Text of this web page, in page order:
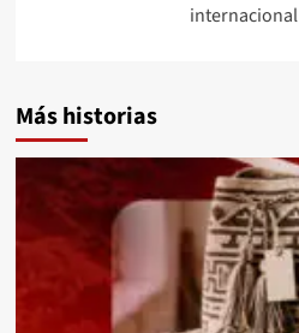
internacional
Más historias